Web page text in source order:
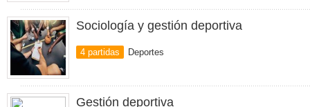
Sociología y gestión deportiva
4 partidas Deportes
Gestión deportiva